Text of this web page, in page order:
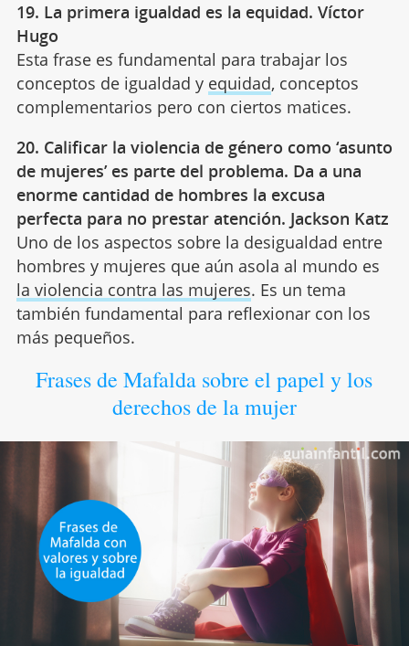
19. La primera igualdad es la equidad. Víctor
Hugo
Esta frase es fundamental para trabajar los
conceptos de igualdad y equidad, conceptos
complementarios pero con ciertos matices.
20. Calificar la violencia de género como ‘asunto
de mujeres’ es parte del problema. Da a una
enorme cantidad de hombres la excusa
perfecta para no prestar atención. Jackson Katz
Uno de los aspectos sobre la desigualdad entre
hombres y mujeres que aún asola al mundo es
la violencia contra las mujeres. Es un tema
también fundamental para reflexionar con los
más pequeños.
Frases de Mafalda sobre el papel y los
derechos de la mujer